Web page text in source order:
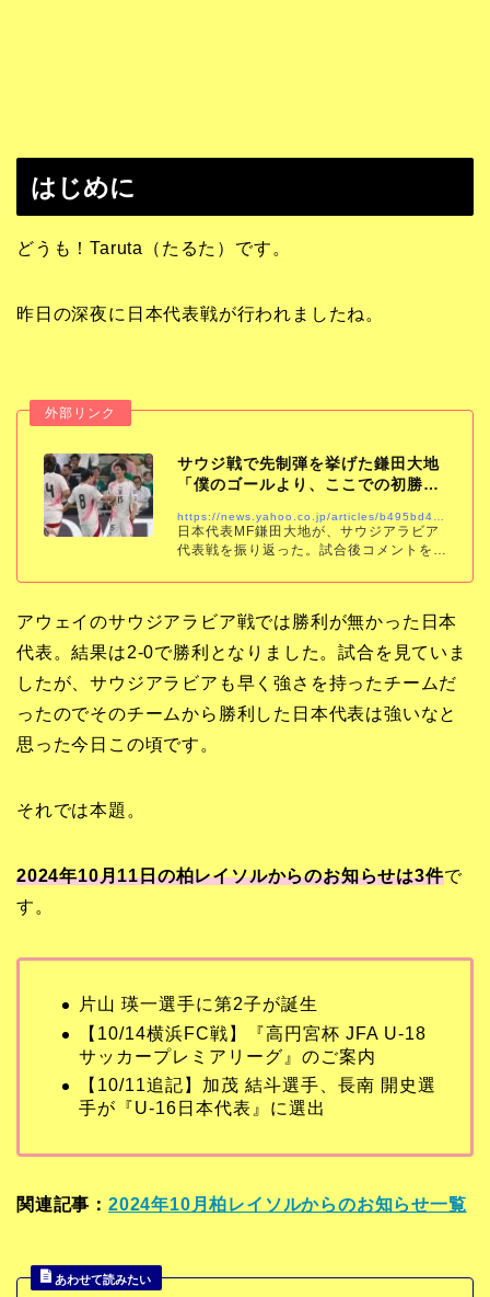
はじめに
どうも！Taruta（たるた）です。
昨日の深夜に日本代表戦が行われましたね。
サウジ戦で先制弾を挙げた鎌田大地
「僕のゴールより、ここでの初勝利
https://news.yahoo.co.jp/articles/b495bd475caf8cc7c67430cb2ac12d9e466bf9d3
日本代表MF鎌田大地が、サウジアラビア
代表戦を振り返った。試合後コメントを
われた2026年北中米ワールドカップ（W
アウェイのサウジアラビア戦では勝利が無かった日本
代表。結果は2-0で勝利となりました。試合を見ていま
したが、サウジアラビアも早く強さを持ったチームだ
ったのでそのチームから勝利した日本代表は強いなと
思った今日この頃です。
それでは本題。
2024年10月11日の柏レイソルからのお知らせは3件で
す。
片山 瑛一選手に第2子が誕生
【10/14横浜FC戦】『高円宮杯 JFA U-18
サッカープレミアリーグ』のご案内
【10/11追記】加茂 結斗選手、長南 開史選
手が『U-16日本代表』に選出
関連記事： 2024年10月柏レイソルからのお知らせ一覧